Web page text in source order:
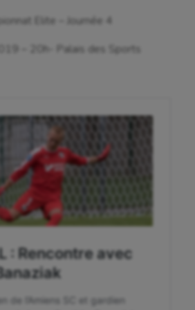
rythmique
et Paralympiques
Elite – Journée 4
– 20h- Palais des Sports